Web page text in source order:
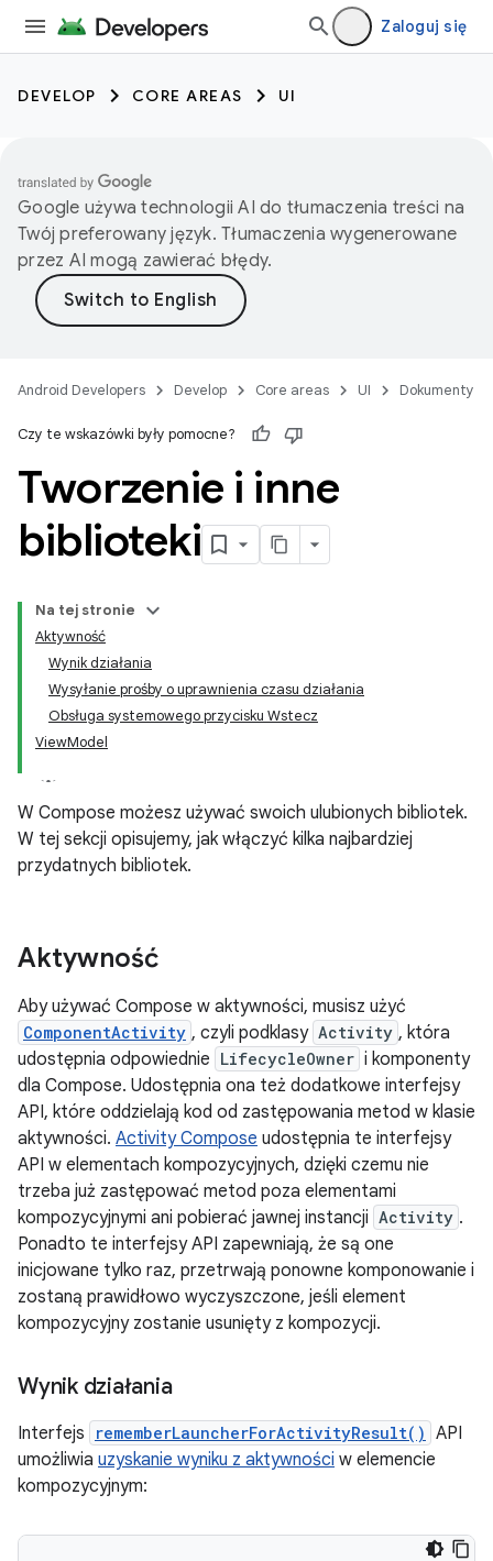
Zaloguj się
DEVELOP CORE AREAS UI
Google używa technologii AI do tłumaczenia treści na
Twój preferowany język. Tłumaczenia wygenerowane
przez AI mogą zawierać błędy.
Android Developers Develop Core areas UI Dokumenty
Czy te wskazówki były pomocne?
Tworzenie i inne
biblioteki
Na tej stronie
Aktywność
Wynik działania
Wysyłanie prośby o uprawnienia czasu działania
Obsługa systemowego przycisku Wstecz
ViewModel
W Compose możesz używać swoich ulubionych bibliotek.
W tej sekcji opisujemy, jak włączyć kilka najbardziej
przydatnych bibliotek.
Aktywność
Aby używać Compose w aktywności, musisz użyć
ComponentActivity , czyli podklasy Activity , która
udostępnia odpowiednie LifecycleOwner i komponenty
dla Compose. Udostępnia ona też dodatkowe interfejsy
API, które oddzielają kod od zastępowania metod w klasie
aktywności. Activity Compose udostępnia te interfejsy
API w elementach kompozycyjnych, dzięki czemu nie
trzeba już zastępować metod poza elementami
kompozycyjnymi ani pobierać jawnej instancji Activity .
Ponadto te interfejsy API zapewniają, że są one
inicjowane tylko raz, przetrwają ponowne komponowanie i
zostaną prawidłowo wyczyszczone, jeśli element
kompozycyjny zostanie usunięty z kompozycji.
Wynik działania
Interfejs rememberLauncherForActivityResult() API
umożliwia uzyskanie wyniku z aktywności w elemencie
kompozycyjnym: